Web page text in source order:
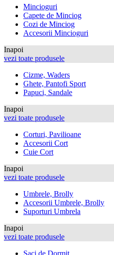
Mincioguri
Capete de Minciog
Cozi de Minciog
Accesorii Mincioguri
Inapoi
vezi toate produsele
Cizme, Waders
Ghete, Pantofi Sport
Papuci, Sandale
Inapoi
vezi toate produsele
Corturi, Pavilioane
Accesorii Cort
Cuie Cort
Inapoi
vezi toate produsele
Umbrele, Brolly
Accesorii Umbrele, Brolly
Suporturi Umbrela
Inapoi
vezi toate produsele
Saci de Dormit